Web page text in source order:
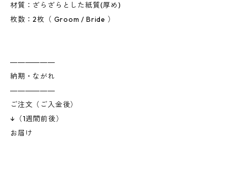
材質：ざらざらとした紙質(厚め)
枚数：2枚（ Groom / Bride ）
――――――
納期・ながれ
――――――
ご注文（ご入金後）
↓（1週間前後）
お届け